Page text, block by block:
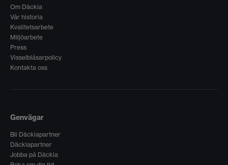
Om Däckia
Vår historia
Kvalitetsarbete
Miljöarbete
Press
Visselblåsarpolicy
Kontakta oss
Genvägar
Bli Däckiapartner
Däckiapartner
Jobba på Däckia